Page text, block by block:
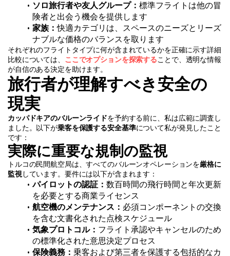
ソロ旅行者や友人グループ： 標準フライトは他の冒
険者と出会う機会を提供します
家族：快適カテゴリは、スペースのニーズとリーズ
ナブルな価格のバランスを取ります
それぞれのフライトタイプに何が含まれているかを正確に示す詳細
比較については、 ここでオプションを探索することで、透明な情報
が自信のある決定を助けます。
旅行者が理解すべき安全の
現実
カッパドキアのバルーンライドを予約する前に、私は広範に調査し
ました。以下が乗客を保護する安全基準について私が発見したこと
です：
実際に重要な規制の監視
トルコの民間航空局は、すべてのバルーンオペレーションを厳格に
監視しています。要件には以下が含まれます：
パイロットの認証： 数百時間の飛行時間と年次更新
を必要とする商業ライセンス
航空機のメンテナンス： 必須コンポーネントの交換
を含む文書化された点検スケジュール
気象プロトコル： フライト承認やキャンセルのため
の標準化された意思決定プロセス
保険義務： 乗客および第三者を保護する包括的なカ